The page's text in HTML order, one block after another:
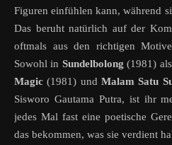
Figuren einfühlen kann, während
Das beruht natürlich auf der
oftmals aus den richtigen
Sowohl in Sundelbolong (1981)
Magic (1981) und Malam Satu
Sisworo Gautama Putra, ist ihr
jedes Mal fast eine poetische
das bekommen, was sie verdient